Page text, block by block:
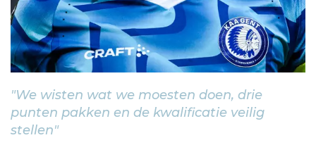
"We wisten wat we moesten doen, drie
punten pakken en de kwalificatie veilig
stellen"